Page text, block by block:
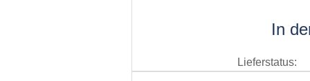
In
Lieferstatus: